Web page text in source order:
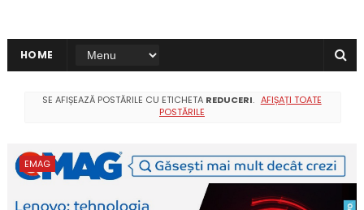
HOME
SE AFIȘEAZĂ POSTĂRILE CU ETICHETA REDUCERI. AFIȘAȚI TOATE
POSTĂRILE
EMAG